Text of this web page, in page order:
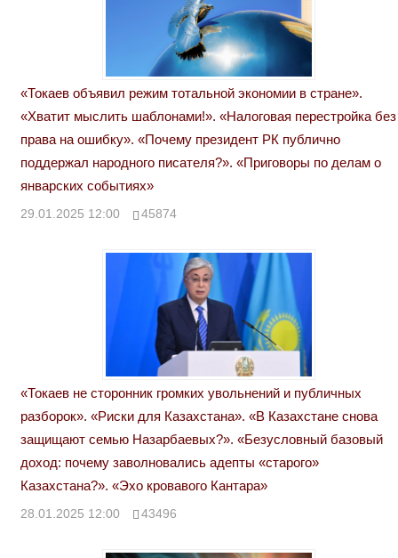
«Токаев объявил режим тотальной экономии в стране».
«Хватит мыслить шаблонами!». «Налоговая перестройка без
права на ошибку». «Почему президент РК публично
поддержал народного писателя?». «Приговоры по делам о
январских событиях»
29.01.2025 12:00 45874
«Токаев не сторонник громких увольнений и публичных
разборок». «Риски для Казахстана». «В Казахстане снова
защищают семью Назарбаевых?». «Безусловный базовый
доход: почему заволновались адепты «старого»
Казахстана?». «Эхо кровавого Кантара»
28.01.2025 12:00 43496